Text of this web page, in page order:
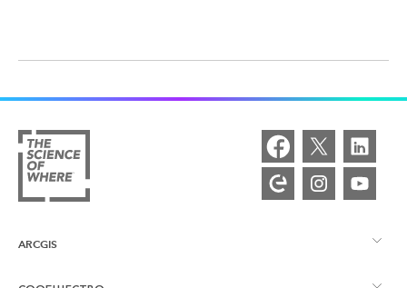
ARCGIS